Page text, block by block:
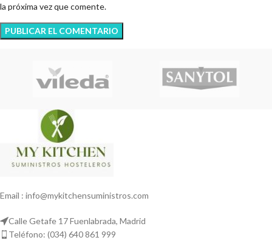
la próxima vez que comente.
Email : info@mykitchensuministros.com
Calle Getafe 17 Fuenlabrada, Madrid
Teléfono: (034) 640 861 999